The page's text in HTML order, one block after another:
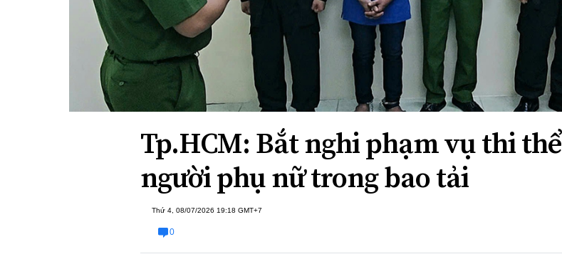
Xi nhan Trái Phải
Bạn đọc viết
Tp.HCM: Bắt nghi phạm vụ thi thể
người phụ nữ trong bao tải
Thứ 4, 08/07/2026 19:18 GMT+7
0